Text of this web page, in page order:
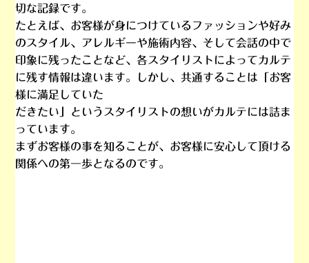
切な記録です。
たとえば、お客様が身につけているファッションや好み
のスタイル、アレルギーや施術内容、そして会話の中で
印象に残ったことなど、各スタイリストによってカルテ
に残す情報は違います。しかし、共通することは「お客
様に満足していた
だきたい」というスタイリストの想いがカルテには詰ま
っています。
まずお客様の事を知ることが、お客様に安心して頂ける
関係への第一歩となるのです。